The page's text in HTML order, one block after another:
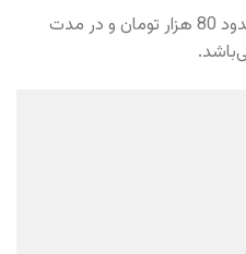
هزینه تعویض برد شارژ A51 در حدود 80 هزار تومان و در مدت